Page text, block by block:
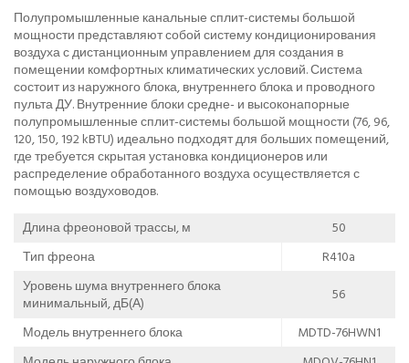
Полупромышленные канальные сплит-системы большой
мощности представляют собой систему кондиционирования
воздуха с дистанционным управлением для создания в
помещении комфортных климатических условий. Система
состоит из наружного блока, внутреннего блока и проводного
пульта ДУ. Внутренние блоки средне- и высоконапорные
полупромышленные сплит-системы большой мощности (76, 96,
120, 150, 192 kBTU) идеально подходят для больших помещений,
где требуется скрытая установка кондиционеров или
распределение обработанного воздуха осуществляется с
помощью воздуховодов.
Длина фреоновой трассы, м
50
Тип фреона
R410a
Уровень шума внутреннего блока
минимальный, дБ(А)
56
Модель внутреннего блока
MDTD-76HWN1